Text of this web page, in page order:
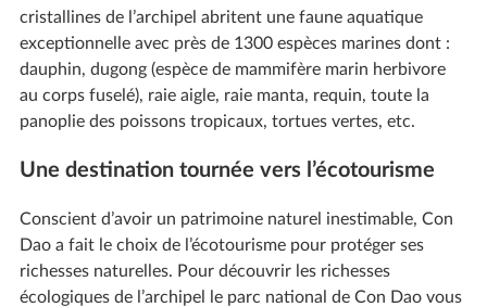
cristallines de l’archipel abritent une faune aquatique
exceptionnelle avec près de 1300 espèces marines dont :
dauphin, dugong (espèce de mammifère marin herbivore
au corps fuselé), raie aigle, raie manta, requin, toute la
panoplie des poissons tropicaux, tortues vertes, etc.
Une destination tournée vers l’écotourisme
Conscient d’avoir un patrimoine naturel inestimable, Con
Dao a fait le choix de l’écotourisme pour protéger ses
richesses naturelles. Pour découvrir les richesses
écologiques de l’archipel le parc national de Con Dao vous